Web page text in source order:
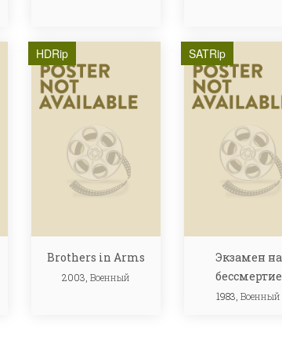
HDRip
Brothers in Arms
2003,Военный
SATRip
Экзамен на
бессмертие
1983,Военный